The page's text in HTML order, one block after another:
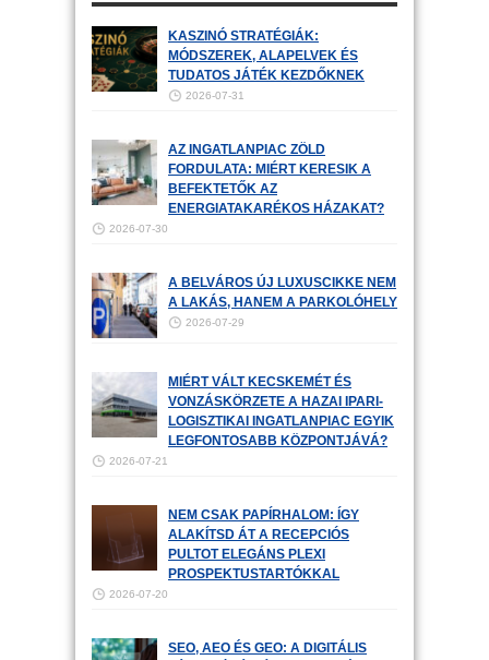
KASZINÓ STRATÉGIÁK:
MÓDSZEREK, ALAPELVEK ÉS
TUDATOS JÁTÉK KEZDŐKNEK
2026-07-31
AZ INGATLANPIAC ZÖLD
FORDULATA: MIÉRT KERESIK A
BEFEKTETŐK AZ
ENERGIATAKARÉKOS HÁZAKAT?
2026-07-30
A BELVÁROS ÚJ LUXUSCIKKE NEM
A LAKÁS, HANEM A PARKOLÓHELY
2026-07-29
MIÉRT VÁLT KECSKEMÉT ÉS
VONZÁSKÖRZETE A HAZAI IPARI-
LOGISZTIKAI INGATLANPIAC EGYIK
LEGFONTOSABB KÖZPONTJÁVÁ?
2026-07-21
NEM CSAK PAPÍRHALOM: ÍGY
ALAKÍTSD ÁT A RECEPCIÓS
PULTOT ELEGÁNS PLEXI
PROSPEKTUSTARTÓKKAL
2026-07-20
SEO, AEO ÉS GEO: A DIGITÁLIS